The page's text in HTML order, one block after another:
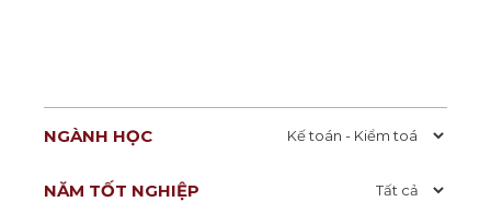
NGÀNH HỌC
NĂM TỐT NGHIỆP